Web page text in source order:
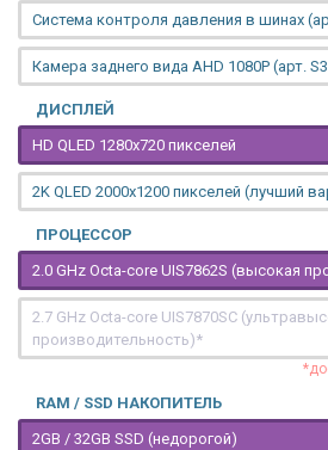
Система контроля давления в шинах
Камера заднего вида AHD 1080P (арт.
ДИСПЛЕЙ
HD QLED 1280x720 пикселей
2K QLED 2000х1200 пикселей (лучший
ПРОЦЕССОР
2.0 GHz Octa-core UIS7862S (высокая
2.7 GHz Octa-core UIS7870SC
производительность)*
RAM / SSD НАКОПИТЕЛЬ
2GB / 32GB SSD (недорогой)